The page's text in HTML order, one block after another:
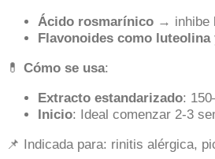
Ácido rosmarínico → inhibe
Flavonoides como luteolina
💊 Cómo se usa:
Extracto estandarizado:
Inicio: Ideal comenzar 2-3
📌 Indicada para: rinitis alérgica,